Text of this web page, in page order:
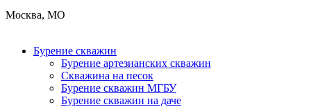
Москва, МО
Бурение скважин
Бурение артезианских скважин
Скважина на песок
Бурение скважин МГБУ
Бурение скважин на даче